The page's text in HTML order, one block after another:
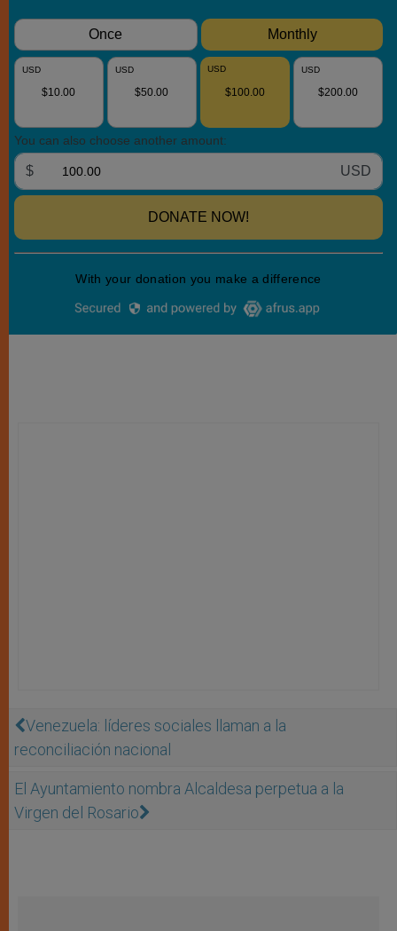
Venezuela: líderes sociales llaman a la
reconciliación nacional
El Ayuntamiento nombra Alcaldesa perpetua a la
Virgen del Rosario